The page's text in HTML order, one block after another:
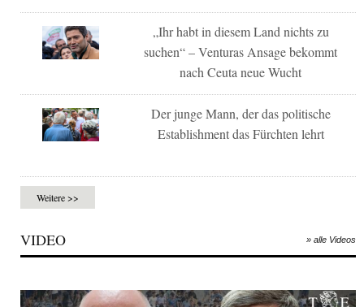
„Ihr habt in diesem Land nichts zu
suchen“ – Venturas Ansage bekommt
nach Ceuta neue Wucht
Der junge Mann, der das politische
Establishment das Fürchten lehrt
Weitere >>
VIDEO » alle Videos